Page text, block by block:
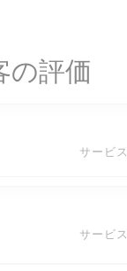
の評価
サービス
サービス